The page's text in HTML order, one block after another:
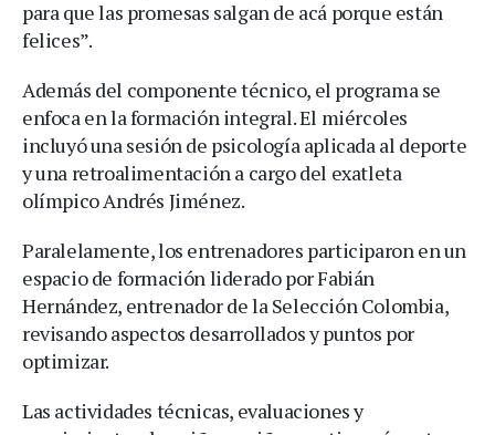
para que las promesas salgan de acá porque están
felices”.
Además del componente técnico, el programa se
enfoca en la formación integral. El miércoles
incluyó una sesión de psicología aplicada al deporte
y una retroalimentación a cargo del exatleta
olímpico Andrés Jiménez.
Paralelamente, los entrenadores participaron en un
espacio de formación liderado por Fabián
Hernández, entrenador de la Selección Colombia,
revisando aspectos desarrollados y puntos por
optimizar.
Las actividades técnicas, evaluaciones y